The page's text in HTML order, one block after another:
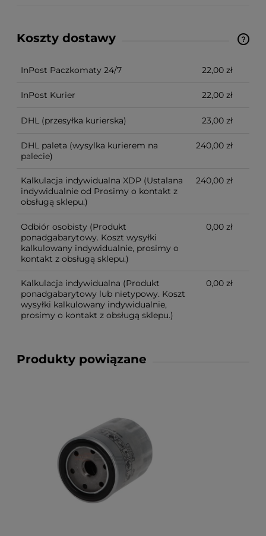
Koszty dostawy
Ze względu na niestandardowe wymiary produktu,
Możliwy również odbiór osobisty.
InPost Paczkomaty 24/7 22,00 zł
InPost Kurier 22,00 zł
DHL (przesyłka kurierska) 23,00 zł
DHL paleta (wysylka kurierem na
palecie)
240,00 zł
Kalkulacja indywidualna XDP (Ustalana
indywidualnie od Prosimy o kontakt z
obsługą sklepu.)
240,00 zł
Odbiór osobisty (Produkt
ponadgabarytowy. Koszt wysyłki
kalkulowany indywidualnie, prosimy o
kontakt z obsługą sklepu.)
0,00 zł
Kalkulacja indywidualna (Produkt
ponadgabarytowy lub nietypowy. Koszt
wysyłki kalkulowany indywidualnie,
prosimy o kontakt z obsługą sklepu.)
0,00 zł
Produkty powiązane